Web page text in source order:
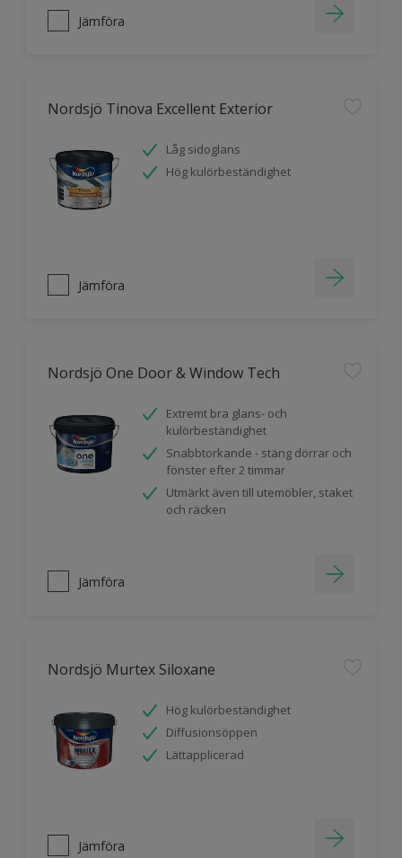
Jämföra
Nordsjö Tinova Excellent Exterior
Låg sidoglans
Hög kulörbeständighet
Jämföra
Nordsjö One Door & Window Tech
Extremt bra glans- och
kulörbeständighet
Snabbtorkande - stäng dörrar och
fönster efter 2 timmar
Utmärkt även till utemöbler, staket
och räcken
Jämföra
Nordsjö Murtex Siloxane
Hög kulörbeständighet
Diffusionsöppen
Lättapplicerad
Jämföra